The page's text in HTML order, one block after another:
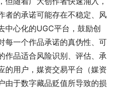
者的承诺可能存在不稳定、风
中心化的UGC平台，鼓励创
每一个作品承诺的真伪性、可
作品适合风险识别、评估、承
的用户，媒资交易平台（媒资
由于数字藏品贬值所导致的损